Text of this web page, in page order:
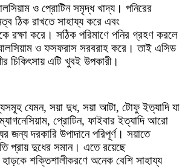
ও প্রোটিন সমৃদ্ধ খাদ্য। পনিরের
ঠিক রাখতে সাহায্য করে এবং
রক্ষা করে। সঠিক পরিমাণে পনির গ্রহণ করলে
ও ফসফরাস সরবরাহ করে। তাই এসিড
চিকিৎসায় এটি খুবই উপকারী।
যেমন, সয়া দুধ, সয়া আটা, টোফু ইত্যাদি যা
প্রোটিন, ফাইবার ইত্যাদি আরো
জন্য দরকারি উপাদানে পরিপূর্ণ। সয়াতে
প্রায় দুধের সমান। এতে রয়েছে
শক্তিশালীকরণে অনেক বেশি সাহায্য